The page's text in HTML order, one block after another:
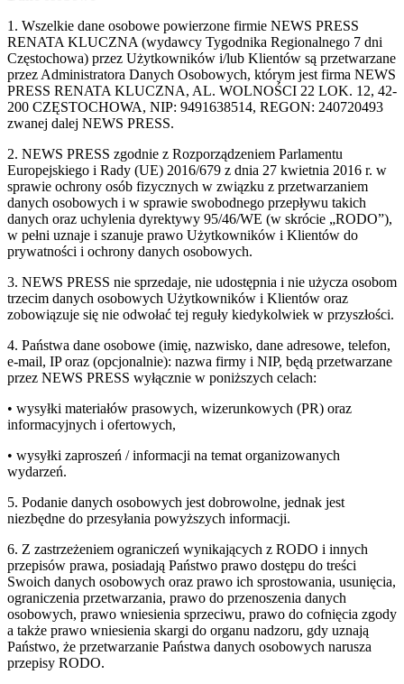
1. Wszelkie dane osobowe powierzone firmie NEWS PRESS
RENATA KLUCZNA (wydawcy Tygodnika Regionalnego 7 dni
Częstochowa) przez Użytkowników i/lub Klientów są przetwarzane
przez Administratora Danych Osobowych, którym jest firma NEWS
PRESS RENATA KLUCZNA, AL. WOLNOŚCI 22 LOK. 12, 42-
200 CZĘSTOCHOWA, NIP: 9491638514, REGON: 240720493
zwanej dalej NEWS PRESS.
2. NEWS PRESS zgodnie z Rozporządzeniem Parlamentu
Europejskiego i Rady (UE) 2016/679 z dnia 27 kwietnia 2016 r. w
sprawie ochrony osób fizycznych w związku z przetwarzaniem
danych osobowych i w sprawie swobodnego przepływu takich
danych oraz uchylenia dyrektywy 95/46/WE (w skrócie „RODO”),
w pełni uznaje i szanuje prawo Użytkowników i Klientów do
prywatności i ochrony danych osobowych.
3. NEWS PRESS nie sprzedaje, nie udostępnia i nie użycza osobom
trzecim danych osobowych Użytkowników i Klientów oraz
zobowiązuje się nie odwołać tej reguły kiedykolwiek w przyszłości.
4. Państwa dane osobowe (imię, nazwisko, dane adresowe, telefon,
e-mail, IP oraz (opcjonalnie): nazwa firmy i NIP, będą przetwarzane
przez NEWS PRESS wyłącznie w poniższych celach:
• wysyłki materiałów prasowych, wizerunkowych (PR) oraz
informacyjnych i ofertowych,
• wysyłki zaproszeń / informacji na temat organizowanych
wydarzeń.
5. Podanie danych osobowych jest dobrowolne, jednak jest
niezbędne do przesyłania powyższych informacji.
6. Z zastrzeżeniem ograniczeń wynikających z RODO i innych
przepisów prawa, posiadają Państwo prawo dostępu do treści
Swoich danych osobowych oraz prawo ich sprostowania, usunięcia,
ograniczenia przetwarzania, prawo do przenoszenia danych
osobowych, prawo wniesienia sprzeciwu, prawo do cofnięcia zgody
a także prawo wniesienia skargi do organu nadzoru, gdy uznają
Państwo, że przetwarzanie Państwa danych osobowych narusza
przepisy RODO.